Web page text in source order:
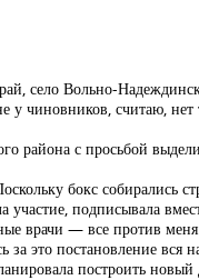
село Вольно-
считаю, нет
района с просьбой
бокс собирались
подписывала
врачи — все против
это постановление вся
построить